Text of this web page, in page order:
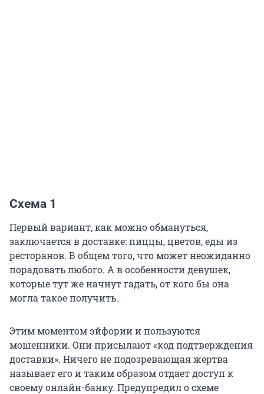
Схема 1
Первый вариант, как можно обмануться,
заключается в доставке: пиццы, цветов, еды из
ресторанов. В общем того, что может неожиданно
порадовать любого. А в особенности девушек,
которые тут же начнут гадать, от кого бы она
могла такое получить.
Этим моментом эйфории и пользуются
мошенники. Они присылают «код подтверждения
доставки». Ничего не подозревающая жертва
называет его и таким образом отдает доступ к
своему онлайн-банку. Предупредил о схеме